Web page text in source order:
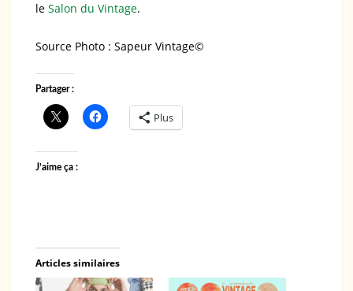
le Salon du Vintage.
Source Photo : Sapeur Vintage©️
Partager :
Plus
J’aime ça :
Articles similaires